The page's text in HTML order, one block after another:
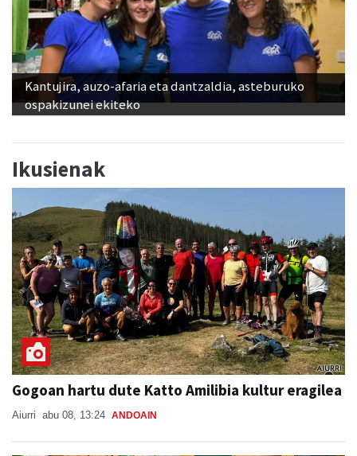
Kantujira, auzo-afaria eta dantzaldia, asteburuko
ospakizunei ekiteko
Ikusienak
Gogoan hartu dute Katto Amilibia kultur eragilea
Aiurri abu 08, 13:24 ANDOAIN